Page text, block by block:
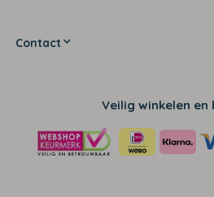
Contact
Veilig winkelen en